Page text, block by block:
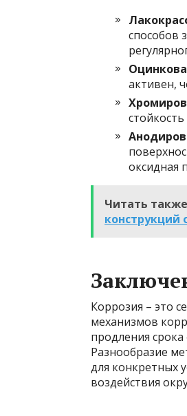
способов
активен,
оксидная
Читать
конструкций
Коррозия – это
механизмов
продления
Разнообразие
для конкретных
воздействия